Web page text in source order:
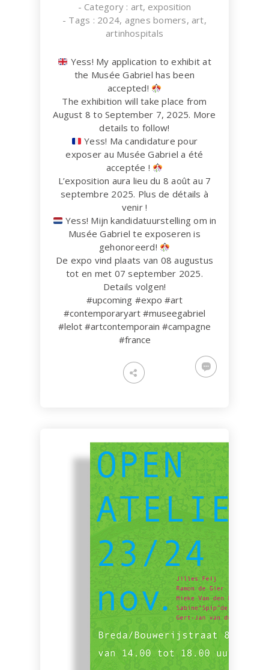
- Category : art, exposition
- Tags : 2024, agnes bomers, art,
artinhospitals
Yess! My application to exhibit at
the Musée Gabriel has been
accepted!
The exhibition will take place from
August 8 to September 7, 2025. More
details to follow!
Yess! Ma candidature pour
exposer au Musée Gabriel a été
acceptée !
L’exposition aura lieu du 8 août au 7
septembre 2025. Plus de détails à
venir !
Yess! Mijn kandidatuurstelling om in
Musée Gabriel te exposeren is
gehonoreerd!
De expo vind plaats van 08 augustus
tot en met 07 september 2025.
Details volgen!
#upcoming #expo #art
#contemporaryart #museegabriel
#lelot #artcontemporain #campagne
#france